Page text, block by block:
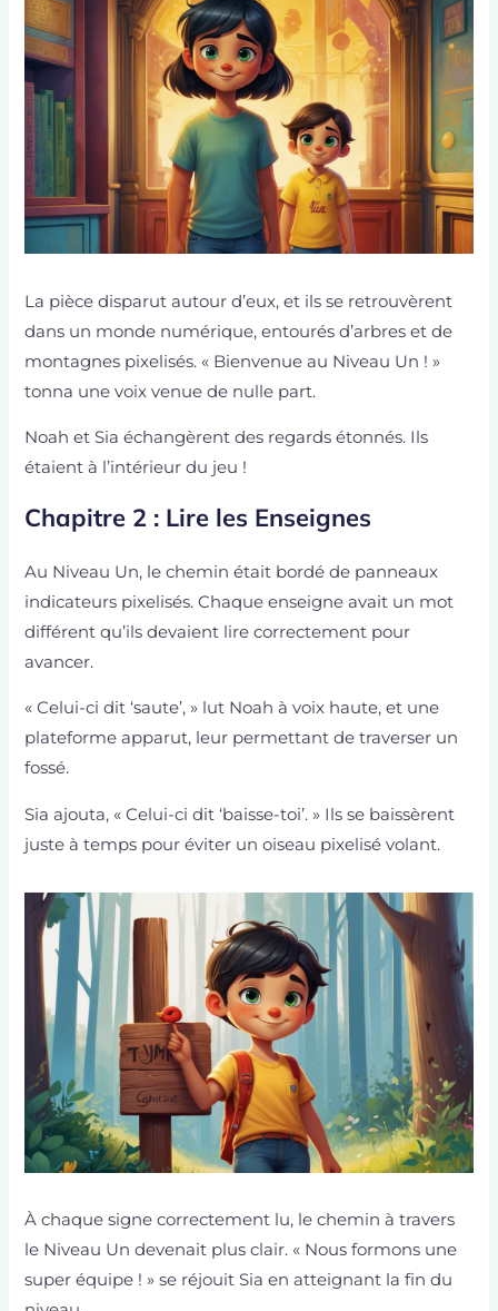
La pièce disparut autour d’eux, et ils se retrouvèrent
dans un monde numérique, entourés d’arbres et de
montagnes pixelisés. « Bienvenue au Niveau Un ! »
tonna une voix venue de nulle part.
Noah et Sia échangèrent des regards étonnés. Ils
étaient à l’intérieur du jeu !
Chapitre 2 : Lire les Enseignes
Au Niveau Un, le chemin était bordé de panneaux
indicateurs pixelisés. Chaque enseigne avait un mot
différent qu’ils devaient lire correctement pour
avancer.
« Celui-ci dit ‘saute’, » lut Noah à voix haute, et une
plateforme apparut, leur permettant de traverser un
fossé.
Sia ajouta, « Celui-ci dit ‘baisse-toi’. » Ils se baissèrent
juste à temps pour éviter un oiseau pixelisé volant.
À chaque signe correctement lu, le chemin à travers
le Niveau Un devenait plus clair. « Nous formons une
super équipe ! » se réjouit Sia en atteignant la fin du